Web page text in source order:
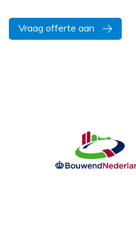
Vraag offerte aan